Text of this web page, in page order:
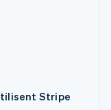
Stripe